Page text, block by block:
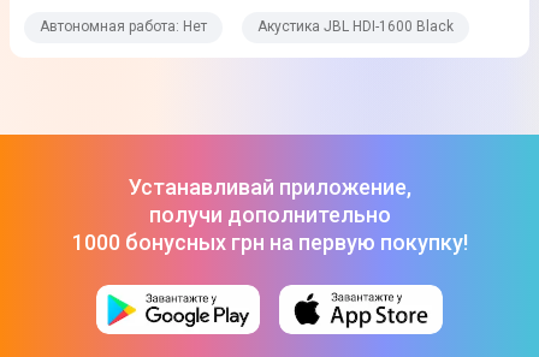
Функции
AirPlay
FM радио
Автономная работа: Нет Акустика JBL HDI-1600 Black
Устанавливай приложение,
получи дополнительно
1000 бонусных грн на первую покупку!